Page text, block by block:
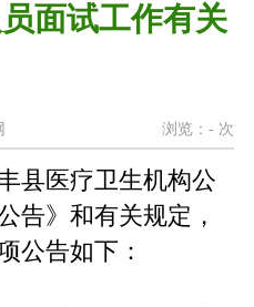
面试工作有关
浏览：- 次
医疗卫生机构公
告》和有关规定，
公告如下：